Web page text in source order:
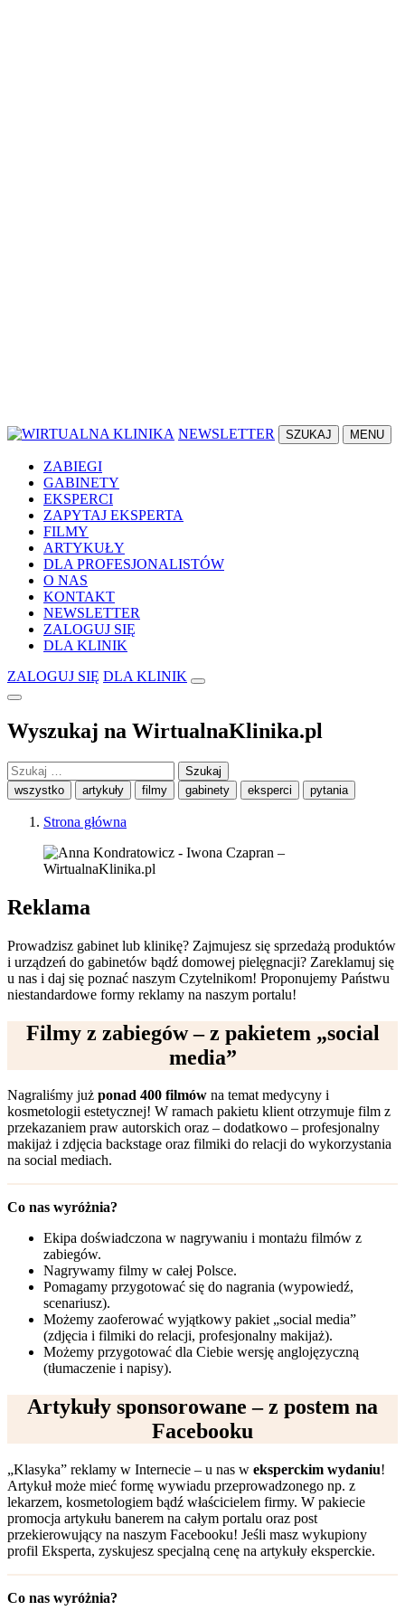
NEWSLETTER SZUKAJ MENU
ZABIEGI
GABINETY
EKSPERCI
ZAPYTAJ EKSPERTA
FILMY
ARTYKUŁY
DLA PROFESJONALISTÓW
O NAS
KONTAKT
NEWSLETTER
ZALOGUJ SIĘ
DLA KLINIK
ZALOGUJ SIĘ DLA KLINIK
Wyszukaj na WirtualnaKlinika.pl
Szukaj:
wszystko artykuły filmy gabinety eksperci pytania
Strona główna
Reklama
Prowadzisz gabinet lub klinikę? Zajmujesz się sprzedażą produktów
i urządzeń do gabinetów bądź domowej pielęgnacji? Zareklamuj się
u nas i daj się poznać naszym Czytelnikom! Proponujemy Państwu
niestandardowe formy reklamy na naszym portalu!
Filmy z zabiegów – z pakietem „social
media”
Nagraliśmy już ponad 400 filmów na temat medycyny i
kosmetologii estetycznej! W ramach pakietu klient otrzymuje film z
przekazaniem praw autorskich oraz – dodatkowo – profesjonalny
makijaż i zdjęcia backstage oraz filmiki do relacji do wykorzystania
na social mediach.
Co nas wyróżnia?
Ekipa doświadczona w nagrywaniu i montażu filmów z
zabiegów.
Nagrywamy filmy w całej Polsce.
Pomagamy przygotować się do nagrania (wypowiedź,
scenariusz).
Możemy zaoferować wyjątkowy pakiet „social media”
(zdjęcia i filmiki do relacji, profesjonalny makijaż).
Możemy przygotować dla Ciebie wersję anglojęzyczną
(tłumaczenie i napisy).
Artykuły sponsorowane – z postem na
Facebooku
„Klasyka” reklamy w Internecie – u nas w eksperckim wydaniu!
Artykuł może mieć formę wywiadu przeprowadzonego np. z
lekarzem, kosmetologiem bądź właścicielem firmy. W pakiecie
promocja artykułu banerem na całym portalu oraz post
przekierowujący na naszym Facebooku! Jeśli masz wykupiony
profil Eksperta, zyskujesz specjalną cenę na artykuły eksperckie.
Co nas wyróżnia?